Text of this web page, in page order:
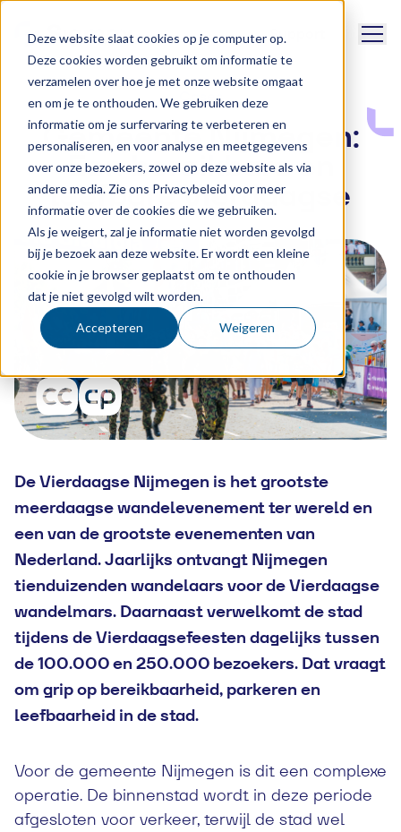
Deze website slaat cookies op je computer op.
Deze cookies worden gebruikt om informatie te
verzamelen over hoe je met onze website omgaat
en om je te onthouden. We gebruiken deze
informatie om je surfervaring te verbeteren en
personaliseren, en voor analyse en meetgegevens
over onze bezoekers, zowel op deze website als via
andere media. Zie ons Privacybeleid voor meer
informatie over de cookies die we gebruiken.
Als je weigert, zal je informatie niet worden gevolgd
bij je bezoek aan deze website. Er wordt een kleine
cookie in je browser geplaatst om te onthouden
dat je niet gevolgd wilt worden.
Accepteren Weigeren
Support
Cases
Gemeente Nijmegen:
Een bereikbare en
leefbare Vierdaagse
DeVierdaagse Nijmegen is het grootste
meerdaagse wandelevenement ter wereld en
een van de grootste evenementen van
Nederland. Jaarlijks ontvangt Nijmegen
tienduizenden wandelaars voor de Vierdaagse
wandelmars. Daarnaast verwelkomt de stad
tijdens de Vierdaagsefeesten dagelijks tussen
de 100.000 en 250.000 bezoekers. Dat vraagt
om grip op bereikbaarheid, parkeren en
leefbaarheid in de stad.
Voor de gemeente Nijmegen is dit een complexe
operatie. De binnenstad wordt in deze periode
afgesloten voor verkeer, terwijl de stad wel